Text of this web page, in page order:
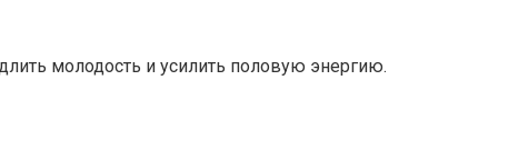
молодость и усилить половую энергию.